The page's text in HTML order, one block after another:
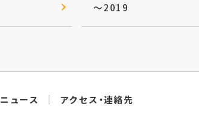
～2019
ニュース アクセス・連絡先